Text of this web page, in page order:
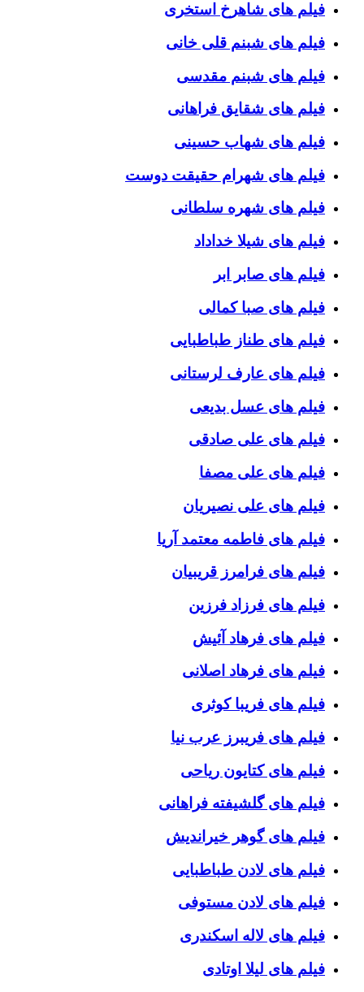
فیلم های شاهرخ استخری
فیلم های شبنم قلی خانی
فیلم های شبنم مقدسی
فیلم های شقایق فراهانی
فیلم های شهاب حسینی
فیلم های شهرام حقیقت دوست
فیلم های شهره سلطانی
فیلم های شیلا خداداد
فیلم های صابر ابر
فیلم های صبا کمالی
فیلم های طناز طباطبایی
فیلم های عارف لرستانی
فیلم های عسل بدیعی
فیلم های علی صادقی
فیلم های علی مصفا
فیلم های علی نصیریان
فیلم های فاطمه معتمد آریا
فیلم های فرامرز قریبیان
فیلم های فرزاد فرزین
فیلم های فرهاد آئیش
فیلم های فرهاد اصلانی
فیلم های فریبا کوثری
فیلم های فریبرز عرب نیا
فیلم های کتایون ریاحی
فیلم های گلشیفته فراهانی
فیلم های گوهر خیراندیش
فیلم های لادن طباطبایی
فیلم های لادن مستوفی
فیلم های لاله اسکندری
فیلم های لیلا اوتادی